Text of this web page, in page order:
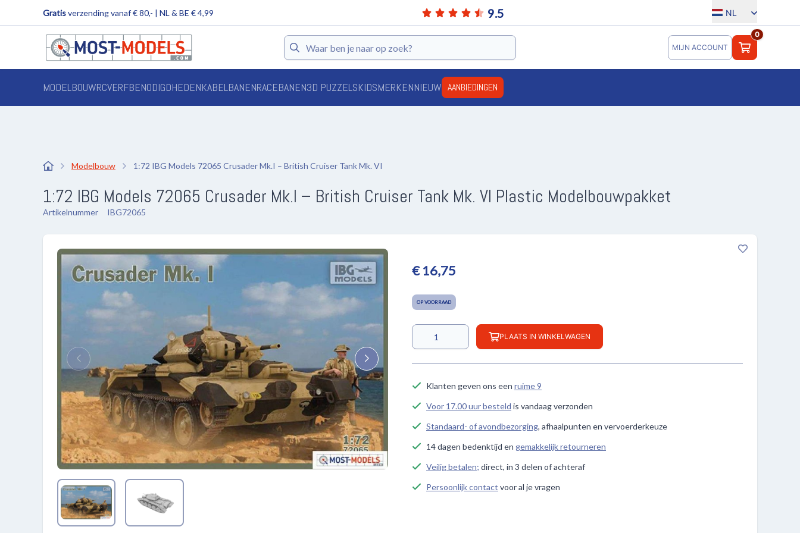
9.5
Gratisverzending vanaf € 80,- | NL & BE € 4,99 NL
MIJN ACCOUNT
0
Zoeken
MODELBOUWRCVERFBENODIGDHEDENKABELBANENRACEBANEN3D PUZZELSKIDSMERKENNIEUW AANBIEDINGEN
Modelbouw 1:72 IBG Models 72065 Crusader Mk.I – British Cruiser Tank Mk. VI
1:72 IBG Models 72065 Crusader Mk.I – British Cruiser Tank Mk. VI Plastic Modelbouwpakket
Artikelnummer IBG72065
€ 16,75
OP VOORRAAD
PLAATS IN WINKELWAGEN
Klanten geven ons een ruime 9
Voor 17.00 uur besteld is vandaag verzonden
Standaard- of avondbezorging, afhaalpunten en vervoerderkeuze
14 dagen bedenktijd en gemakkelijk retourneren
Veilig betalen; direct, in 3 delen of achteraf
Persoonlijk contact voor al je vragen